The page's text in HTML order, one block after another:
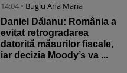
14:04 • Bugiu ⁠Ana Maria
Daniel Dăianu: România a
evitat retrogradarea
datorită măsurilor fiscale,
iar decizia Moody’s va ...